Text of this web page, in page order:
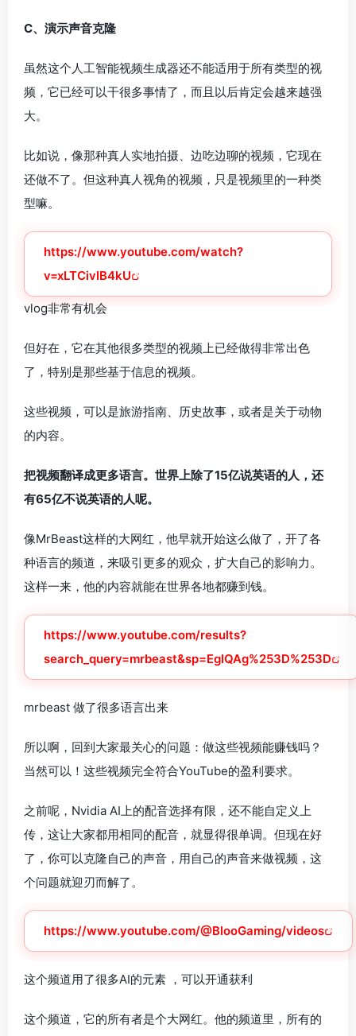
C、演示声音克隆
虽然这个人工智能视频生成器还不能适用于所有类型的视
频，它已经可以干很多事情了，而且以后肯定会越来越强
大。
比如说，像那种真人实地拍摄、边吃边聊的视频，它现在
还做不了。但这种真人视角的视频，只是视频里的一种类
型嘛。
https://www.youtube.com/watch?
v=xLTCivIB4kU
vlog非常有机会
但好在，它在其他很多类型的视频上已经做得非常出色
了，特别是那些基于信息的视频。
这些视频，可以是旅游指南、历史故事，或者是关于动物
的内容。
把视频翻译成更多语言。世界上除了15亿说英语的人，还
有65亿不说英语的人呢。
像MrBeast这样的大网红，他早就开始这么做了，开了各
种语言的频道，来吸引更多的观众，扩大自己的影响力。
这样一来，他的内容就能在世界各地都赚到钱。
https://www.youtube.com/results?
search_query=mrbeast&sp=EgIQAg%253D%253D
mrbeast 做了很多语言出来
所以啊，回到大家最关心的问题：做这些视频能赚钱吗？
当然可以！这些视频完全符合YouTube的盈利要求。
之前呢，Nvidia AI上的配音选择有限，还不能自定义上
传，这让大家都用相同的配音，就显得很单调。但现在好
了，你可以克隆自己的声音，用自己的声音来做视频，这
个问题就迎刃而解了。
https://www.youtube.com/@BlooGaming/videos
这个频道用了很多AI的元素 ，可以开通获利
这个频道，它的所有者是个大网红。他的频道里，所有的